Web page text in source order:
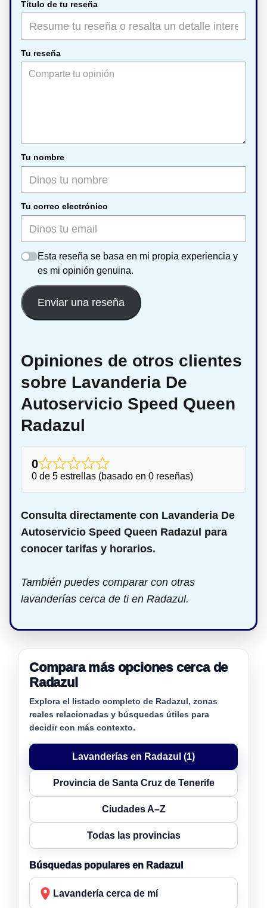
Título de tu reseña
Tu reseña
Tu nombre
Tu correo electrónico
Esta reseña se basa en mi propia experiencia y
es mi opinión genuina.
Enviar una reseña
Opiniones de otros clientes
sobre Lavanderia De
Autoservicio Speed Queen
Radazul
0
0 de 5 estrellas (basado en 0 reseñas)
Consulta directamente con Lavanderia De
Autoservicio Speed Queen Radazul para
conocer tarifas y horarios.
También puedes comparar con otras
lavanderías cerca de ti en Radazul.
Compara más opciones cerca de
Radazul
Explora el listado completo de Radazul, zonas
reales relacionadas y búsquedas útiles para
decidir con más contexto.
Lavanderías en Radazul (1)
Provincia de Santa Cruz de Tenerife
Ciudades A–Z
Todas las provincias
Búsquedas populares en Radazul
Lavandería cerca de mí